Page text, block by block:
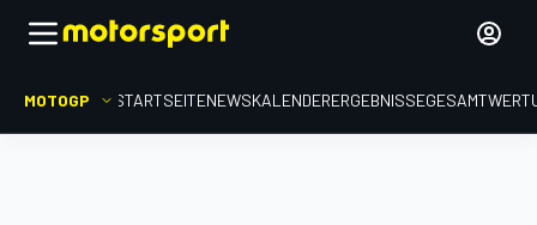
MOTOGP STARTSEITENEWSKALENDERERGEBNISSE